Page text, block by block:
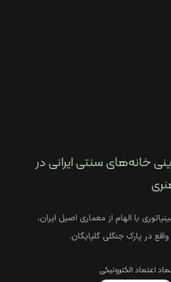
خانه‌های سنتی ایرانی در
با الهام از معماری اصیل ایران،
در پارک جنگلی گلپایگان.
نماد اعتماد الکترونیکی